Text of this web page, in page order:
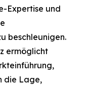
Expertise und
beschleunigen.
ermöglicht
die Lage,